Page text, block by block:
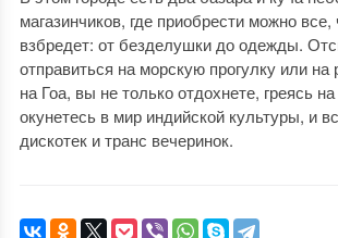
магазинчиков, где приобрести можно все,
взбредет: от безделушки до одежды.
отправиться на морскую прогулку или
на Гоа, вы не только отдохнете, греясь
окунетесь в мир индийской культуры, и
дискотек и транс вечеринок.